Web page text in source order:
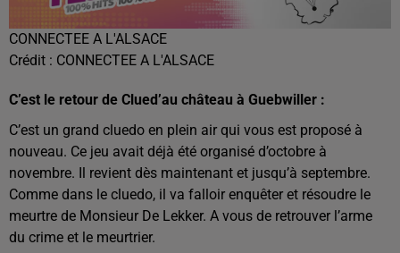
CONNECTEE A L'ALSACE
Crédit : CONNECTEE A L'ALSACE
C’est le retour de Clued’au château à Guebwiller :
C’est un grand cluedo en plein air qui vous est proposé à
nouveau. Ce jeu avait déjà été organisé d’octobre à
novembre. Il revient dès maintenant et jusqu’à septembre.
Comme dans le cluedo, il va falloir enquêter et résoudre le
meurtre de Monsieur De Lekker. A vous de retrouver l’arme
du crime et le meurtrier.